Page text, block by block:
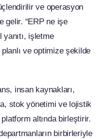
ve operasyon
gelir. “ERP ne işe
işletme
ve optimize şekilde
insan kaynakları,
stok yönetimi ve lojistik
altında birleştirir.
birbirleriyle